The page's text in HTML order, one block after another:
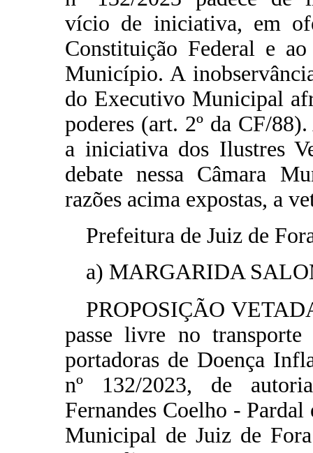
vício de iniciativa, em
Constituição Federal e
Município. A
do Executivo Municipal
poderes (art. 2º da CF/
a iniciativa dos Ilustres
debate nessa Câmara
razões acima expostas, a
Prefeitura de Juiz de
a) MARGARIDA
PROPOSIÇÃO
passe livre no transporte
portadoras de Doença
nº 132/2023, de
Fernandes Coelho -
Municipal de Juiz de